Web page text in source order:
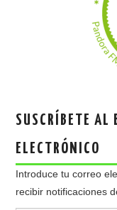
SUSCRÍBETE AL
ELECTRÓNICO
Introduce tu correo
recibir notificaciones